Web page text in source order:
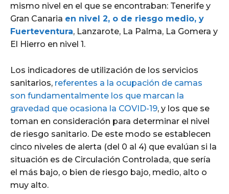
mismo nivel en el que se encontraban: Tenerife y
Gran Canaria en nivel 2, o de riesgo medio, y
Fuerteventura, Lanzarote, La Palma, La Gomera y
El Hierro en nivel 1.
Los indicadores de utilización de los servicios
sanitarios, referentes a la ocupación de camas
son fundamentalmente los que marcan la
gravedad que ocasiona la COVID-19, y los que se
toman en consideración para determinar el nivel
de riesgo sanitario. De este modo se establecen
cinco niveles de alerta (del 0 al 4) que evalúan si la
situación es de Circulación Controlada, que sería
el más bajo, o bien de riesgo bajo, medio, alto o
muy alto.